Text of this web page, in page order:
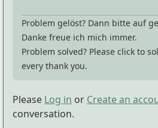
Problem gelöst? Dann bitte auf
Danke freue ich mich immer.
Problem solved? Please click to
every thank you.
Please Log in or Create an
conversation.